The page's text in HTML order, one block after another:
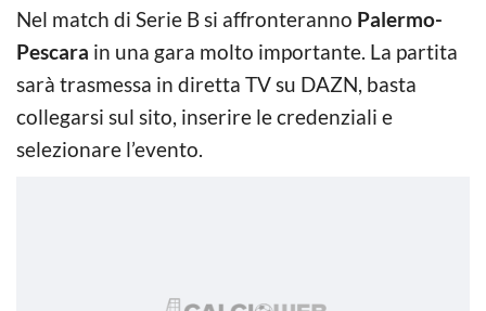
Nel match di Serie B si affronteranno Palermo-
Pescara in una gara molto importante. La partita
sarà trasmessa in diretta TV su DAZN, basta
collegarsi sul sito, inserire le credenziali e
selezionare l’evento.